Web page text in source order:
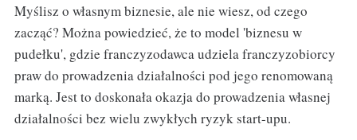
Myślisz o własnym biznesie, ale nie wiesz, od czego
zacząć? Można powiedzieć, że to model 'biznesu w
pudełku', gdzie franczyzodawca udziela franczyzobiorcy
praw do prowadzenia działalności pod jego renomowaną
marką. Jest to doskonała okazja do prowadzenia własnej
działalności bez wielu zwykłych ryzyk start-upu.